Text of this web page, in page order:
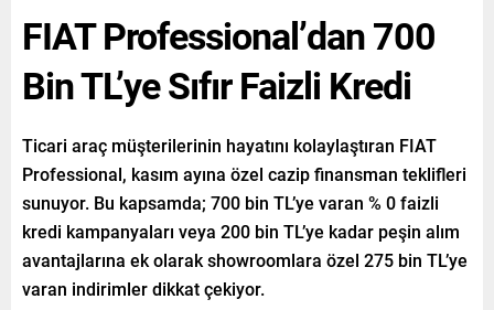
FIAT Professional’dan 700
Bin TL’ye Sıfır Faizli Kredi
Ticari araç müşterilerinin hayatını kolaylaştıran FIAT
Professional, kasım ayına özel cazip finansman teklifleri
sunuyor. Bu kapsamda; 700 bin TL’ye varan % 0 faizli
kredi kampanyaları veya 200 bin TL’ye kadar peşin alım
avantajlarına ek olarak showroomlara özel 275 bin TL’ye
varan indirimler dikkat çekiyor.